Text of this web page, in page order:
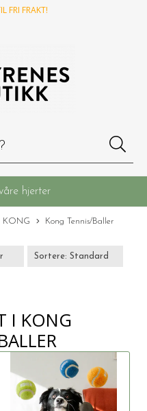
FRI FRAKT!
hjerter
KONG Kong Tennis/Baller
I KONG